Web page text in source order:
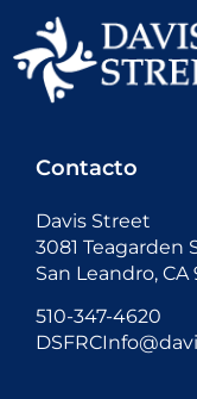
Contacto
Davis Street
3081 Teagarden
San Leandro, CA
510-347-4620